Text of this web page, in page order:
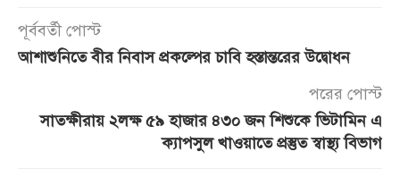
পূর্ববর্তী পোস্ট
আশাশুনিতে বীর নিবাস প্রকল্পের চাবি হস্তান্তরের উদ্বোধন
পরের পোস্ট
সাতক্ষীরায় ২লক্ষ ৫৯ হাজার ৪৩০ জন শিশুকে ভিটামিন এ
ক্যাপসুল খাওয়াতে প্রস্তুত স্বাস্থ্য বিভাগ